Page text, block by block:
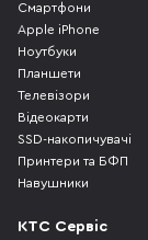
Смартфони
Apple iPhone
Ноутбуки
Планшети
Телевізори
Відеокарти
SSD-накопичувачі
Принтери та БФП
Навушники
КТС Сервіс